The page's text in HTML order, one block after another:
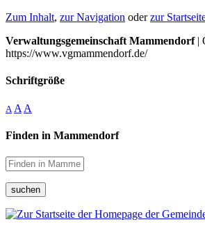
Zum Inhalt, zur Navigation oderzur
Verwaltungsgemeinschaft Mammendorf|
https://www.vgmammendorf.de/
Schriftgröße
A A A
Finden in Mammendorf
suchen